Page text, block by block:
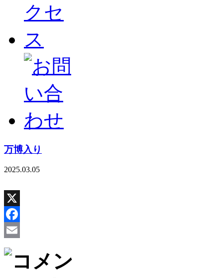
万博入り
2025.03.05
X
Facebook
Email